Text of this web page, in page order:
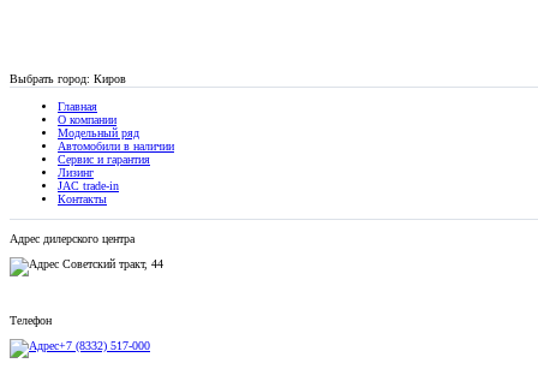
Выбрать город: Киров
Главная
О компании
Модельный ряд
Автомобили в наличии
Сервис и гарантия
Лизинг
JAC trade-in
Контакты
Адрес дилерского центра
Советский тракт, 44
Телефон
+7 (8332) 517-000